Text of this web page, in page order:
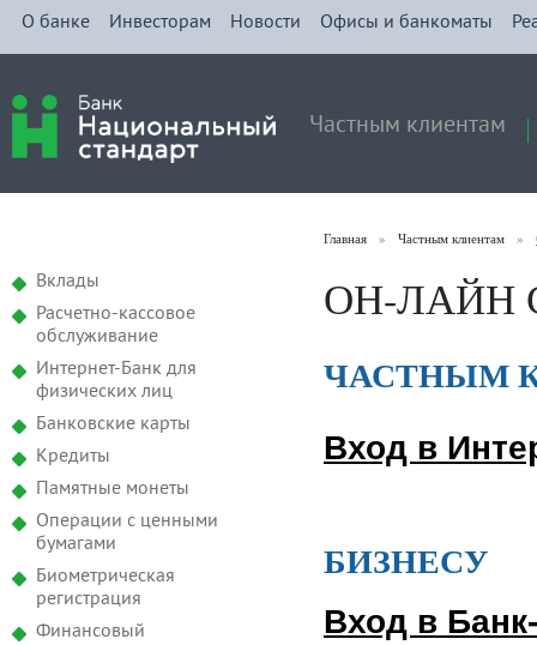
О банке Инвесторам Новости Офисы и банкоматы
Частным клиентам
Вклады
Расчетно-кассовое
обслуживание
Интернет-Банк для
физических лиц
Банковские карты
Кредиты
Памятные монеты
Операции с ценными
бумагами
Биометрическая
регистрация
Финансовый
Главная » Частным клиентам »
ОН-ЛАЙН
ЧАСТНЫМ
Вход в
БИЗНЕСУ
Вход в